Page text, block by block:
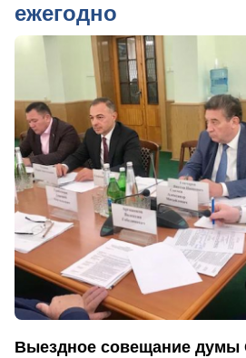
ежегодно
Выездное совещание думы